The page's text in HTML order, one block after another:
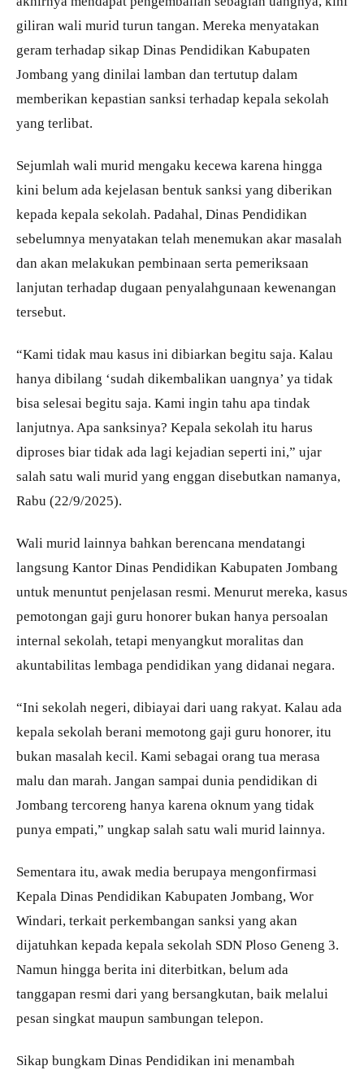
giliran wali murid turun tangan. Mereka menyatakan
geram terhadap sikap Dinas Pendidikan Kabupaten
Jombang yang dinilai lamban dan tertutup dalam
memberikan kepastian sanksi terhadap kepala sekolah
yang terlibat.
Sejumlah wali murid mengaku kecewa karena hingga
kini belum ada kejelasan bentuk sanksi yang diberikan
kepada kepala sekolah. Padahal, Dinas Pendidikan
sebelumnya menyatakan telah menemukan akar masalah
dan akan melakukan pembinaan serta pemeriksaan
lanjutan terhadap dugaan penyalahgunaan kewenangan
tersebut.
“Kami tidak mau kasus ini dibiarkan begitu saja. Kalau
hanya dibilang ‘sudah dikembalikan uangnya’ ya tidak
bisa selesai begitu saja. Kami ingin tahu apa tindak
lanjutnya. Apa sanksinya? Kepala sekolah itu harus
diproses biar tidak ada lagi kejadian seperti ini,” ujar
salah satu wali murid yang enggan disebutkan namanya,
Rabu (22/9/2025).
Wali murid lainnya bahkan berencana mendatangi
langsung Kantor Dinas Pendidikan Kabupaten Jombang
untuk menuntut penjelasan resmi. Menurut mereka, kasus
pemotongan gaji guru honorer bukan hanya persoalan
internal sekolah, tetapi menyangkut moralitas dan
akuntabilitas lembaga pendidikan yang didanai negara.
“Ini sekolah negeri, dibiayai dari uang rakyat. Kalau ada
kepala sekolah berani memotong gaji guru honorer, itu
bukan masalah kecil. Kami sebagai orang tua merasa
malu dan marah. Jangan sampai dunia pendidikan di
Jombang tercoreng hanya karena oknum yang tidak
punya empati,” ungkap salah satu wali murid lainnya.
Sementara itu, awak media berupaya mengonfirmasi
Kepala Dinas Pendidikan Kabupaten Jombang, Wor
Windari, terkait perkembangan sanksi yang akan
dijatuhkan kepada kepala sekolah SDN Ploso Geneng 3.
Namun hingga berita ini diterbitkan, belum ada
tanggapan resmi dari yang bersangkutan, baik melalui
pesan singkat maupun sambungan telepon.
Sikap bungkam Dinas Pendidikan ini menambah